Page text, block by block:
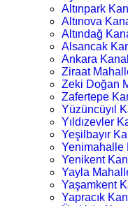
Altınpark
Altınova
Altındağ
Alsancak
Ankara
Ziraat
Zeki Doğan
Zafertepe
Yüzüncüyıl
Yıldızevler
Yeşilbayır
Yenimahalle
Yenikent
Yayla
Yaşamkent
Yapracık